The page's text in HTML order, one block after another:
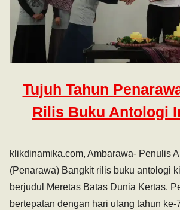
Tujuh Tahun
Rilis Buku Antologi
klikdinamika.com, Ambarawa- Penulis
(Penarawa) Bangkit rilis buku antologi
berjudul Meretas Batas Dunia Kertas.
bertepatan dengan hari ulang tahun ke-